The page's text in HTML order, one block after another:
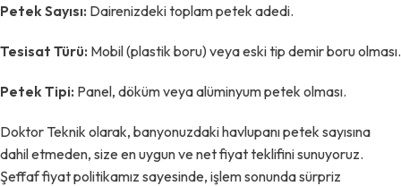
Petek Sayısı: Dairenizdeki toplam petek adedi.
Tesisat Türü: Mobil (plastik boru) veya eski tip demir boru olması.
Petek Tipi: Panel, döküm veya alüminyum petek olması.
Doktor Teknik olarak, banyonuzdaki havlupanı petek sayısına
dahil etmeden, size en uygun ve net fiyat teklifini sunuyoruz.
Şeffaf fiyat politikamız sayesinde, işlem sonunda sürpriz